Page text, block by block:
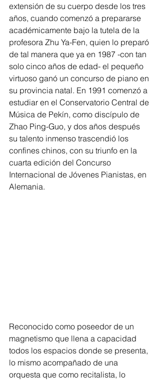
extensión de su cuerpo desde los tres
años, cuando comenzó a prepararse
académicamente bajo la tutela de la
profesora Zhu Ya-Fen, quien lo preparó
de tal manera que ya en 1987 -con tan
solo cinco años de edad- el pequeño
virtuoso ganó un concurso de piano en
su provincia natal. En 1991 comenzó a
estudiar en el Conservatorio Central de
Música de Pekín, como discípulo de
Zhao Ping-Guo, y dos años después
su talento inmenso trascendió los
confines chinos, con su triunfo en la
cuarta edición del Concurso
Internacional de Jóvenes Pianistas, en
Alemania.
Reconocido como poseedor de un
magnetismo que llena a capacidad
todos los espacios donde se presenta,
lo mismo acompañado de una
orquesta que como recitalista, lo